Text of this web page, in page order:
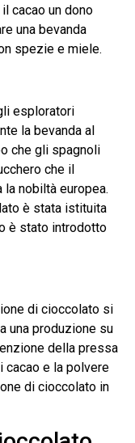
cacao un dono
una bevanda
spezie e miele.
esploratori
la bevanda al
che gli spagnoli
che il
nobiltà europea.
è stata istituita
è stato introdotto
di cioccolato si
una produzione su
della pressa
cacao e la polvere
di cioccolato in